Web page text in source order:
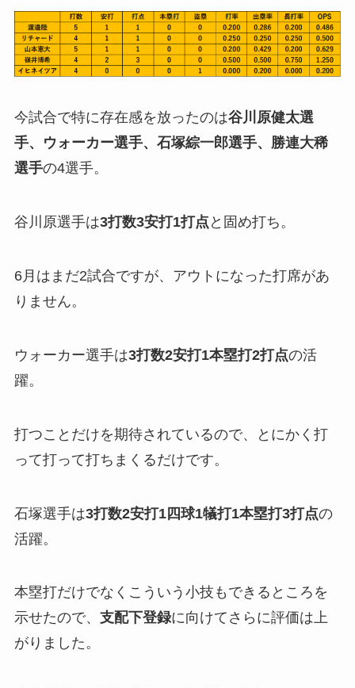
今試合で特に存在感を放ったのは谷川原健太選
手、ウォーカー選手、石塚綜一郎選手、勝連大稀
選手の4選手。
谷川原選手は3打数3安打1打点 と固め打ち。
6月はまだ2試合ですが、アウトになった打席があ
りません。
ウォーカー選手は3打数2安打1本塁打2打点の活
躍。
打つことだけを期待されているので、とにかく打
って打って打ちまくるだけです。
石塚選手は3打数2安打1四球1犠打1本塁打3打点の
活躍。
本塁打だけでなくこういう小技もできるところを
示せたので、 支配下登録に向けてさらに評価は上
がりました。